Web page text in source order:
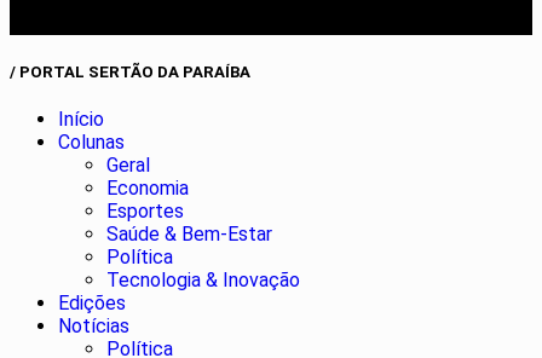
/ PORTAL SERTÃO DA PARAÍBA
Início
Colunas
Geral
Economia
Esportes
Saúde & Bem-Estar
Política
Tecnologia & Inovação
Edições
Notícias
Política